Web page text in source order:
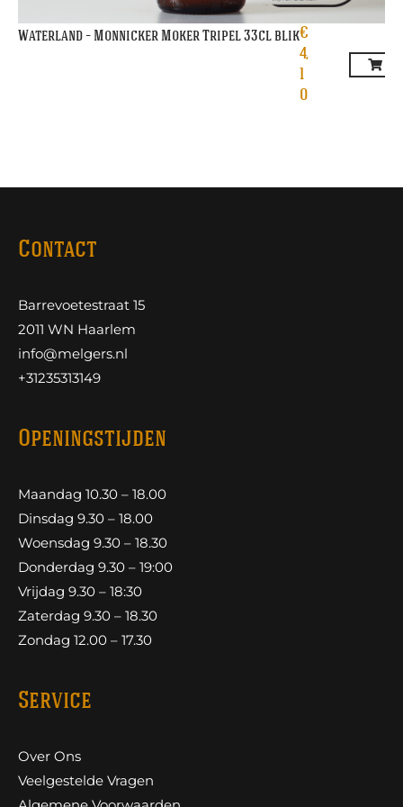
Waterland – Monnicker Moker Tripel 33cl blik€
4,
1
0
Contact
Barrevoetestraat 15
2011 WN Haarlem
info@melgers.nl
+31235313149
Openingstijden
Maandag 10.30 – 18.00
Dinsdag 9.30 – 18.00
Woensdag 9.30 – 18.30
Donderdag 9.30 – 19:00
Vrijdag 9.30 – 18:30
Zaterdag 9.30 – 18.30
Zondag 12.00 – 17.30
Service
Over Ons
Veelgestelde Vragen